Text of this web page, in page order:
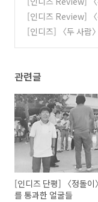
로
(1)
[인디즈 Review]
나려고 기다리고 있어
[인디즈] 〈두 사람
관련글
[인디즈 단평] 〈정돌이
를 통과한 얼굴들